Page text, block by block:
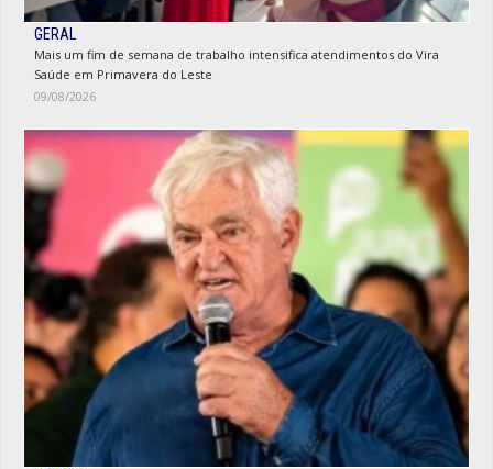
GERAL
Mais um fim de semana de trabalho intensifica atendimentos do Vira
Saúde em Primavera do Leste
09/08/2026